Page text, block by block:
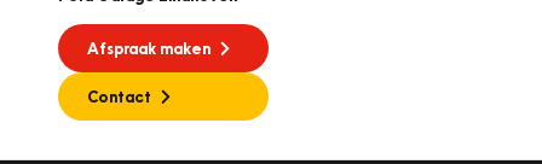
Afspraak maken
Contact